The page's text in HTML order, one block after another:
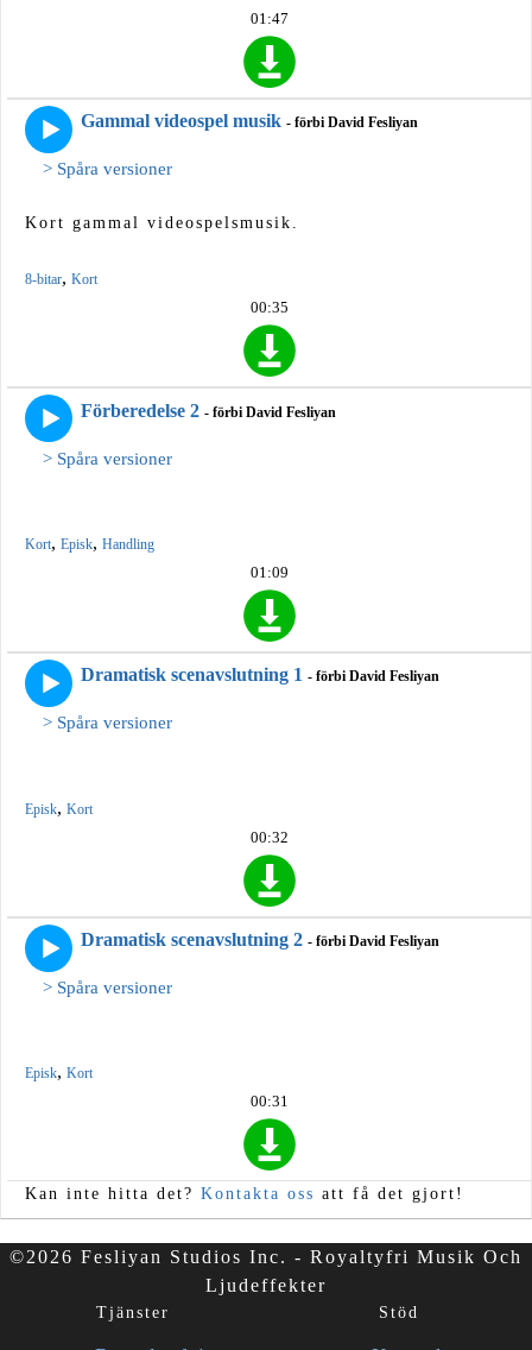
01:47
Gammal videospel musik - förbi David Fesliyan
> Spåra versioner
Kort gammal videospelsmusik.
8-bitar, Kort
00:35
Förberedelse 2 - förbi David Fesliyan
> Spåra versioner
Kort, Episk, Handling
01:09
Dramatisk scenavslutning 1 - förbi David Fesliyan
> Spåra versioner
Episk, Kort
00:32
Dramatisk scenavslutning 2 - förbi David Fesliyan
> Spåra versioner
Episk, Kort
00:31
Kan inte hitta det? Kontakta oss att få det gjort!
©2026 Fesliyan Studios Inc. - Royaltyfri Musik Och
Ljudeffekter
Tjänster Stöd